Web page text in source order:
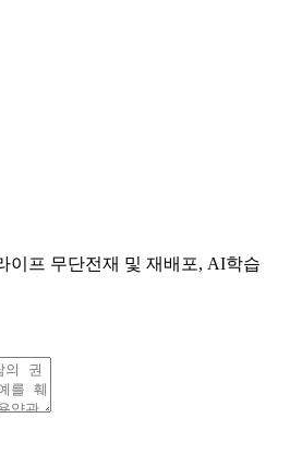
프 무단전재 및 재배포, AI학습